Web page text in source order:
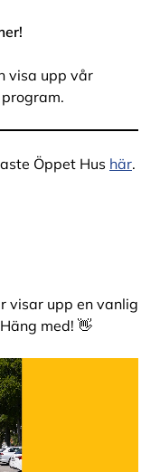
visa upp vår
Öppet Hus här.
visar upp en vanlig
med! 👋